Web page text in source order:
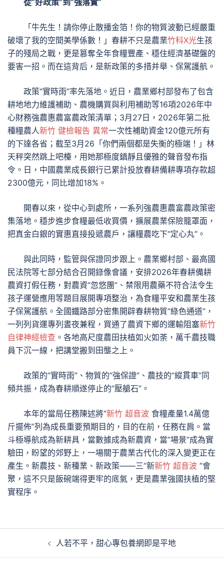
從“好政策”到“強落實”
「牛先生！請你停止散播金箔！你的物質波動已經嚴重
破壞了我的空間美學係數！」春耕不只是農業竹科X光生孩
子的殘局之戰，更是篡奪全年食糧豐產、穩住經濟基礎盤的
要害一招。而在這背后，是新政策的多措并舉、保駕護航。
政策“實時雨”率先落地。近日，農業鄉村部發布了包含
耕地地力維護補助、農機購買與利用補助等16項2026年中
心財務強農惠農富農政策清單；3月27日，2026年第二批
種糧農人新竹 健檢報告 異常一次性補助資金120億元所有
的下達各省；截至3月26「你們兩個都是失衡的極端！」林
天秤突然跳上吧檯，用她那極度鎮靜且優雅的聲音發布指
令。日，中國農業成長銀行已累計投放春耕備耕專項存款超
2300億元，同比增加18%。
開春以來，從中心到處所，一系列強農惠農富農政策密
集落地。穩步進步食糧最低收買價，擴展農業保險籠罩面，
把真金白銀的實惠直接投遞農戶，讓糧農吃下“定心丸”。
與此同時，監管與保證同步跟上。農業鄉村部、最高國
民法院等七部分結合召開錄像會議，安排2026年春耕備耕
農資打假任務，對農資“忽悠團”、禁限用農藥不符合法令生
孩子運營應用等題目展開專項整治，為食糧平安和農業生孩
子保駕護航。全國鐵路部分密集開辟春耕物質“綠色通道”，
一列列貨運專列晝夜兼程，買通了農資下鄉的運輸阻塞新竹
自律神經檢查 。各地高尺度農田扶植如火如荼，萬千農技職
員下沉一線，把講堂搬到田壟之上。
政策的“實時雨”、物質的“強保證”、農技的“縱貫車”同
頻共振，成為春耕順遂停止的“壓艙石”。
本年的當局任務陳述將“新竹 超音波 食糧產量1.4萬億
斤擺佈”列為成長重要預期目的，目的在前，任務在肩。當
斗極導航成為新耕具，當數據成為新農資，當“場景”成為實
驗田，盼望的郊野上，一場關于農業古代化的深入變更正在
產生。新農技、新種業、新政策——三“新新竹 超音波 ”會
聚，這不只是飯碗端得更牢的底氣，更是農業強國扶植的堅
實程序。
人若不平，甜心專包養網即是平地